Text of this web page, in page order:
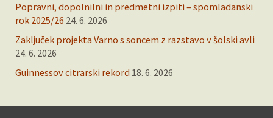
Popravni, dopolnilni in predmetni izpiti – spomladanski
rok 2025/26 24. 6. 2026
Zaključek projekta Varno s soncem z razstavo v šolski avli
24. 6. 2026
Guinnessov citrarski rekord 18. 6. 2026